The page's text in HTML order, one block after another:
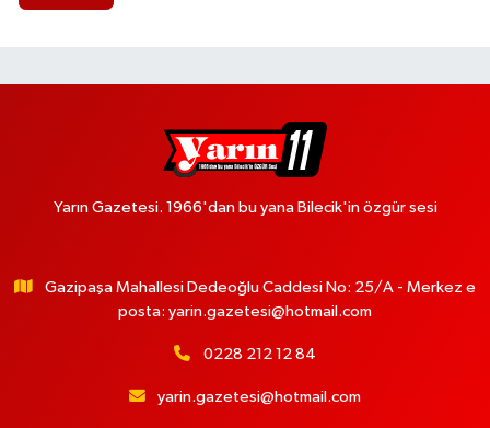
Yarın Gazetesi. 1966'dan bu yana Bilecik'in özgür sesi
Gazipaşa Mahallesi Dedeoğlu Caddesi No: 25/A - Merkez e
posta: yarin.gazetesi@hotmail.com
0228 212 12 84
yarin.gazetesi@hotmail.com